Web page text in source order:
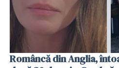
Româncă din Anglia,